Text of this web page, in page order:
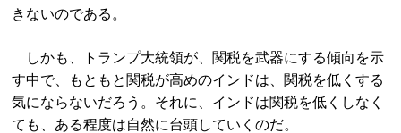
きないのである。
しかも、トランプ大統領が、関税を武器にする傾向を示
す中で、もともと関税が高めのインドは、関税を低くする
気にならないだろう。それに、インドは関税を低くしなく
ても、ある程度は自然に台頭していくのだ。